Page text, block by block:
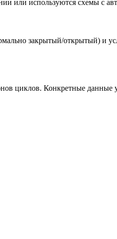
или используются схемы с
закрытый/открытый) и
циклов. Конкретные данные